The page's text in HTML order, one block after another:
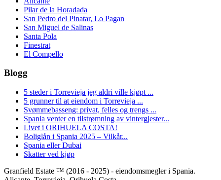
Pilar de la Horadada
San Pedro del Pinatar, Lo Pagan
San Miguel de Salinas
Santa Pola
Finestrat
El Compello
Blogg
5 steder i Torrevieja jeg aldri ville kjøpt ...
5 grunner til at eiendom i Torrevieja ...
Svømmebasseng: privat, felles og trengs ...
Spania venter en tilstrømning av vintergjester...
Livet i ORIHUELA COSTA!
Boliglån i Spania 2025 – Vilkår...
Spania eller Dubai
Skatter ved kjøp
Granfield Estate ™ (2016 - 2025) - eiendomsmegler i Spania.